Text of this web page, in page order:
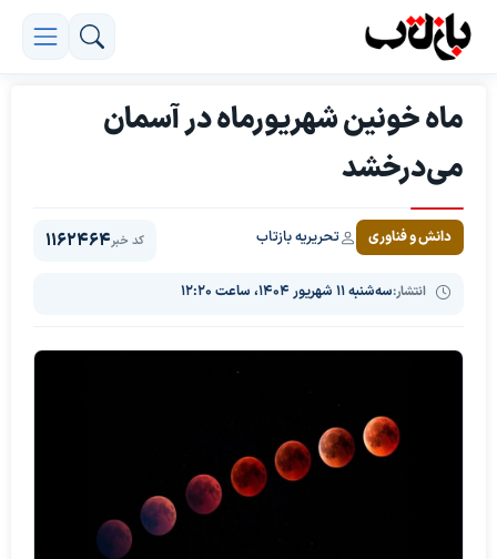
ماه خونین شهریورماه در آسمان
می‌درخشد
دانش و فناوری تحریریه بازتاب
انتشار:سه‌شنبه ۱۱ شهریور ۱۴۰۴، ساعت ۱۲:۲۰
کد خبر1162464